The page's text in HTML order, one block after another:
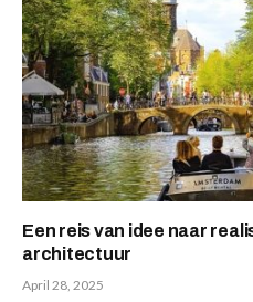
Een reis van idee naar
architectuur
April 28, 2025